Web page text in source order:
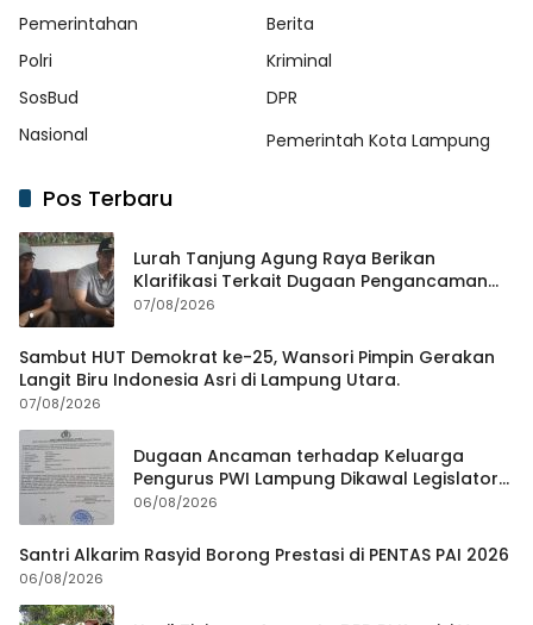
Pemerintahan
Berita
Polri
Kriminal
SosBud
DPR
Nasional
Pemerintah Kota Lampung
Pos Terbaru
Lurah Tanjung Agung Raya Berikan
Klarifikasi Terkait Dugaan Pengancaman
Antar Warga Yang Berujung Laporan ke
07/08/2026
Sambut HUT Demokrat ke-25, Wansori Pimpin Gerakan
Langit Biru Indonesia Asri di Lampung Utara.
07/08/2026
Dugaan Ancaman terhadap Keluarga
Pengurus PWI Lampung Dikawal Legislator
dan Jurnalis
06/08/2026
Santri Alkarim Rasyid Borong Prestasi di PENTAS PAI 2026
06/08/2026